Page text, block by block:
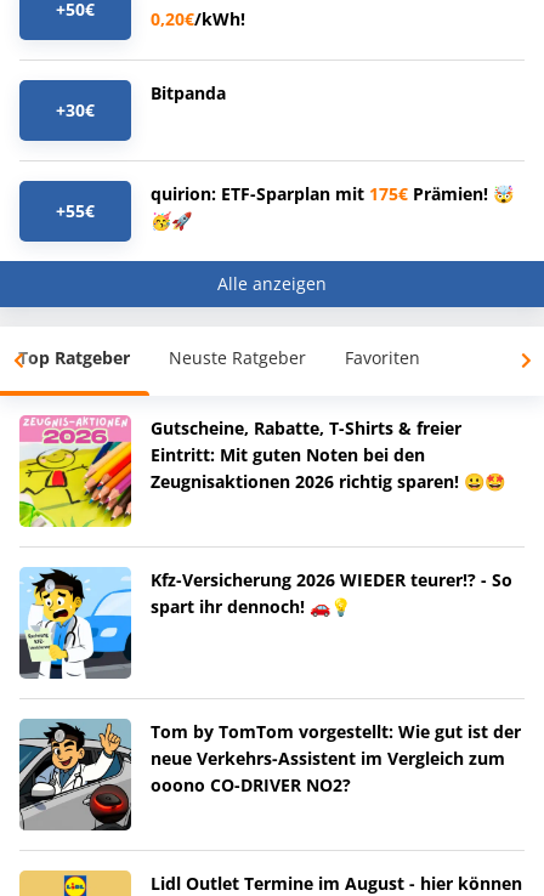
+50€
0,20€/kWh!
+30€
Bitpanda
+55€
quirion: ETF-Sparplan mit 175€ Prämien! 🤯
🥳🚀
Alle anzeigen
Top Ratgeber Neuste Ratgeber Favoriten
Gutscheine, Rabatte, T-Shirts & freier
Eintritt: Mit guten Noten bei den
Zeugnisaktionen 2026 richtig sparen! 😀🤩
Kfz-Versicherung 2026 WIEDER teurer!? - So
spart ihr dennoch! 🚗💡
Tom by TomTom vorgestellt: Wie gut ist der
neue Verkehrs-Assistent im Vergleich zum
ooono CO-DRIVER NO2?
Lidl Outlet Termine im August - hier können